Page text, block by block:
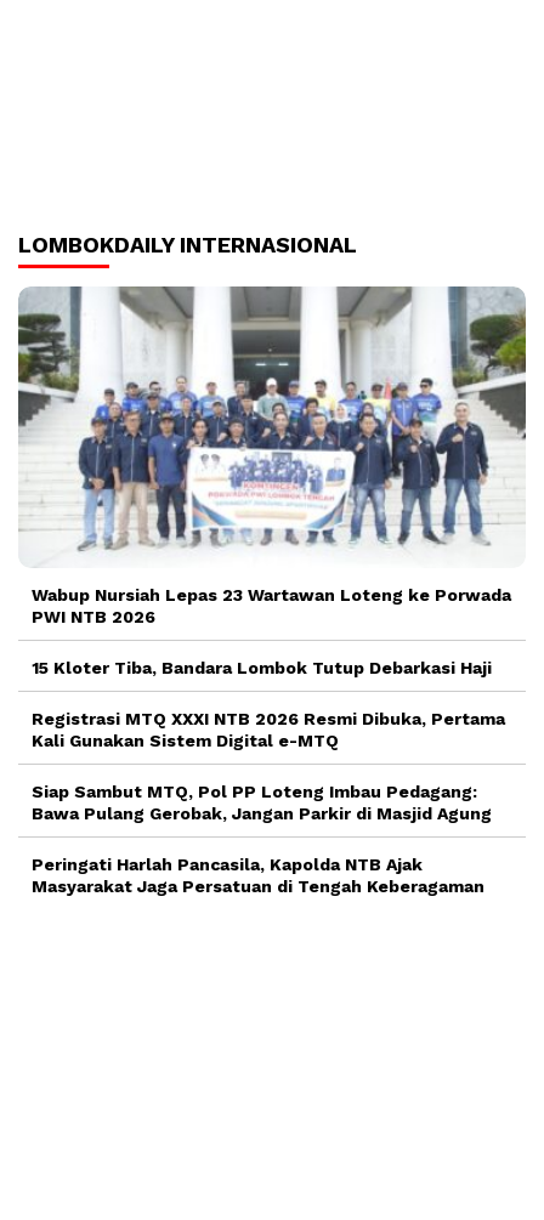
LOMBOKDAILY INTERNASIONAL
Wabup Nursiah Lepas 23 Wartawan Loteng ke Porwada
PWI NTB 2026
15 Kloter Tiba, Bandara Lombok Tutup Debarkasi Haji
Registrasi MTQ XXXI NTB 2026 Resmi Dibuka, Pertama
Kali Gunakan Sistem Digital e-MTQ
Siap Sambut MTQ, Pol PP Loteng Imbau Pedagang:
Bawa Pulang Gerobak, Jangan Parkir di Masjid Agung
Peringati Harlah Pancasila, Kapolda NTB Ajak
Masyarakat Jaga Persatuan di Tengah Keberagaman